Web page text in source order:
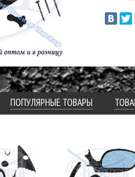
ПОПУЛЯРНЫЕ ТОВАРЫ